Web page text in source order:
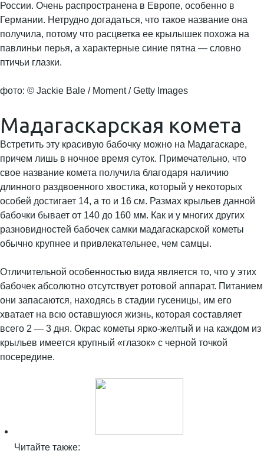
России. Очень распространена в Европе, особенно в
Германии. Нетрудно догадаться, что такое название она
получила, потому что расцветка ее крылышек похожа на
павлиньи перья, а характерные синие пятна — словно
птичьи глазки.
фото: © Jackie Bale / Moment / Getty Images
Мадагаскарская комета
Встретить эту красивую бабочку можно на Мадагаскаре,
причем лишь в ночное время суток. Примечательно, что
свое название комета получила благодаря наличию
длинного раздвоенного хвостика, который у некоторых
особей достигает 14, а то и 16 см. Размах крыльев данной
бабочки бывает от 140 до 160 мм. Как и у многих других
разновидностей бабочек самки мадагаскарской кометы
обычно крупнее и привлекательнее, чем самцы.
Отличительной особенностью вида является то, что у этих
бабочек абсолютно отсутствует ротовой аппарат. Питанием
они запасаются, находясь в стадии гусеницы, им его
хватает на всю оставшуюся жизнь, которая составляет
всего 2 — 3 дня. Окрас кометы ярко-желтый и на каждом из
крыльев имеется крупный «глазок» с черной точкой
посередине.
Читайте также: